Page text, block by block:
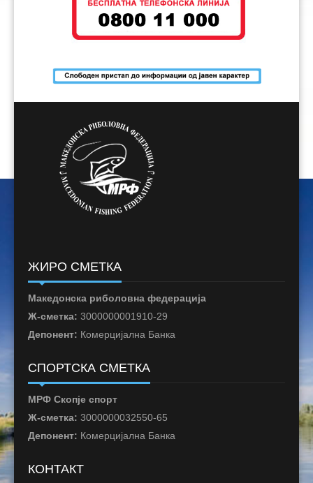
ЖИРО СМЕТКА
Македонска риболовна федерација
Ж-сметка: 3000000001910-29
Депонент: Комерцијална Банка
СПОРТСКА СМЕТКА
МРФ Скопје спорт
Ж-сметка: 3000000032550-65
Депонент: Комерцијална Банка
КОНТАКТ